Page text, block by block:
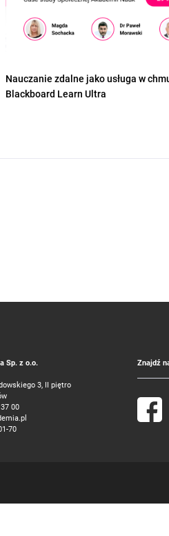
Nauczanie zdalne jako usługa w
Blackboard Learn Ultra
Sp. z o.o.
3, II piętro
00
70
Znajdź